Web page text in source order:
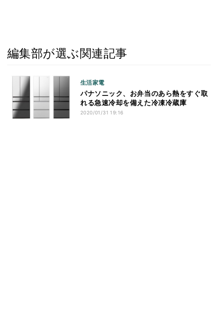
編集部が選ぶ関連記事
生活家電
パナソニック、お弁当のあら熱をすぐ取
れる急速冷却を備えた冷凍冷蔵庫
2020/01/31 19:16